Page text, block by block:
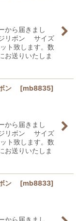
から届きまし
リボン サイズ
ト致します。数
お送りいたしま
ン [mb8835]
から届きまし
リボン サイズ
ト致します。数
お送りいたしま
ン [mb8833]
から届きまし